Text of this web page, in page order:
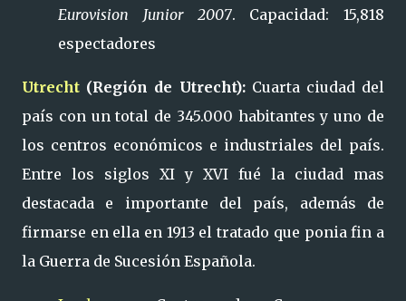
Eurovision Junior 2007. Capacidad: 15,818
espectadores
Utrecht (Región de Utrecht): Cuarta ciudad del
país con un total de 345.000 habitantes y uno de
los centros económicos e industriales del país.
Entre los siglos XI y XVI fué la ciudad mas
destacada e importante del país, además de
firmarse en ella en 1913 el tratado que ponia fin a
la Guerra de Sucesión Española.